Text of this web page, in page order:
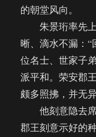
的朝堂风向。
朱景珩率先上
晰、滴水不漏：
位名士、世家子
派平和。荣安郡
颇多照拂，并无
他刻意隐去席
郡王刻意示好的